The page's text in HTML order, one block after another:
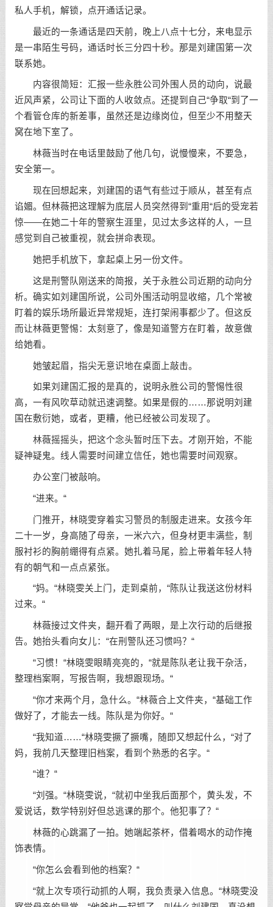
私人手机，解锁，点开通话记录。
最近的一条通话是四天前，晚上八点十七分，来电显示
是一串陌生号码，通话时长三分四十秒。那是刘建国第一次
联系她。
内容很简短：汇报一些永胜公司外围人员的动向，说最
近风声紧，公司让下面的人收敛点。还提到自己“争取“到了一
个看管仓库的新差事，虽然还是边缘岗位，但至少不用整天
窝在地下室了。
林薇当时在电话里鼓励了他几句，说慢慢来，不要急，
安全第一。
现在回想起来，刘建国的语气有些过于顺从，甚至有点
谄媚。但林薇把这理解为底层人员突然得到“重用“后的受宠若
惊——在她二十年的警察生涯里，见过太多这样的人，一旦
感觉到自己被重视，就会拼命表现。
她把手机放下，拿起桌上另一份文件。
这是刑警队刚送来的简报，关于永胜公司近期的动向分
析。确实如刘建国所说，公司外围活动明显收缩，几个常被
盯着的娱乐场所最近异常规矩，连打架闹事都少了。但这反
而让林薇更警惕：太刻意了，像是知道警方在盯着，故意做
给她看。
她皱起眉，指尖无意识地在桌面上敲击。
如果刘建国汇报的是真的，说明永胜公司的警惕性很
高，一有风吹草动就迅速调整。如果是假的……那说明刘建
国在敷衍她，或者，更糟，他已经被公司发现了。
林薇摇摇头，把这个念头暂时压下去。才刚开始，不能
疑神疑鬼。线人需要时间建立信任，她也需要时间观察。
办公室门被敲响。
“进来。“
门推开，林晓雯穿着实习警员的制服走进来。女孩今年
二十一岁，身高随了母亲，一米六六，但身材更丰满些，制
服衬衫的胸前绷得有点紧。她扎着马尾，脸上带着年轻人特
有的朝气和一点点紧张。
“妈。“林晓雯关上门，走到桌前，“陈队让我送这份材料
过来。“
林薇接过文件夹，翻开看了两眼，是上次行动的后继报
告。她抬头看向女儿：“在刑警队还习惯吗？“
“习惯！“林晓雯眼睛亮亮的，“就是陈队老让我干杂活，
整理档案啊，写报告啊，我想跟现场。“
“你才来两个月，急什么。“林薇合上文件夹，“基础工作
做好了，才能去一线。陈队是为你好。“
“我知道……“林晓雯撅了撅嘴，随即又想起什么，“对了
妈，我前几天整理旧档案，看到个熟悉的名字。“
“谁？“
“刘强。“林晓雯说，“就初中坐我后面那个，黄头发，不
爱说话，数学特别好但总逃课的那个。他犯事了？“
林薇的心跳漏了一拍。她端起茶杯，借着喝水的动作掩
饰表情。
“你怎么会看到他的档案？“
“就上次专项行动抓的人啊，我负责录入信息。“林晓雯没